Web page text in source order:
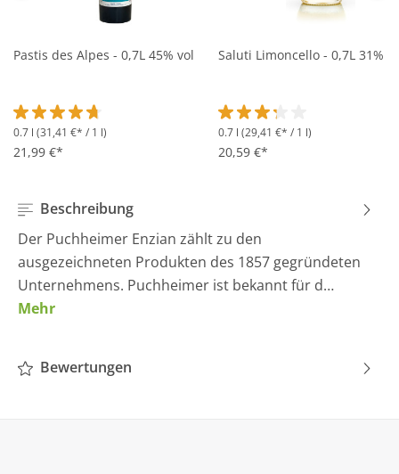
Pastis des Alpes - 0,7L 45% vol
Durchschnittliche Bewertung von 4.6 von 5 Sternen
0.7 l (31,41 €* / 1 l)
21,99 €*
Saluti Limoncello - 0,7L 31%
Durchschnittliche
0.7 l (29,41 €* / 1 l)
20,59 €*
Beschreibung
Der Puchheimer Enzian zählt zu den
ausgezeichneten Produkten des 1857 gegründeten
Unternehmens. Puchheimer ist bekannt für d…
Mehr
Bewertungen